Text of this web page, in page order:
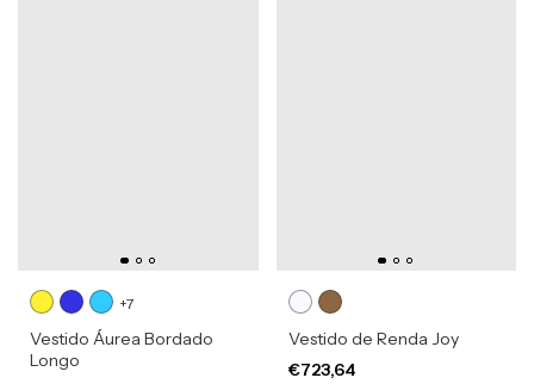
+7
Vestido Áurea Bordado
Longo
Vestido de Renda Joy
€723,64